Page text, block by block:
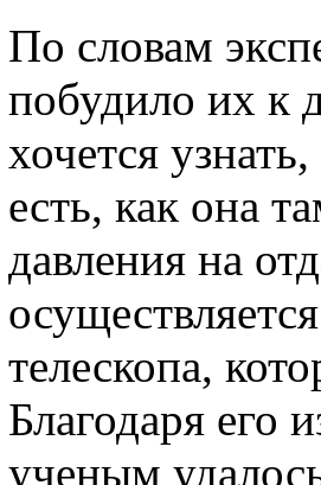
По словам
побудило их к
хочется
есть, как она
давления на
телескопа,
Благодаря его
ученым